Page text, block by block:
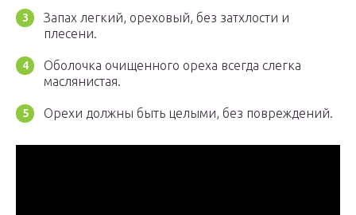
Запах легкий, ореховый, без затхлости и
плесени.
Оболочка очищенного ореха всегда слегка
маслянистая.
Орехи должны быть целыми, без повреждений.